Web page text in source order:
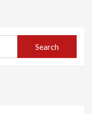
Search